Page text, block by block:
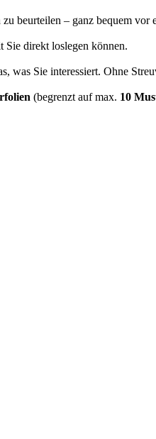
beurteilen – ganz bequem vor
Sie direkt loslegen können.
was Sie interessiert. Ohne
(begrenzt auf max. 10